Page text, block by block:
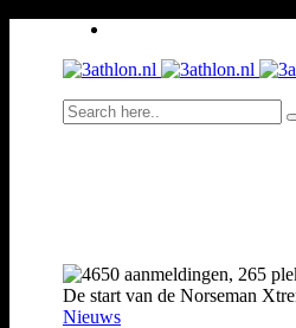
De start van de Norseman
Nieuws